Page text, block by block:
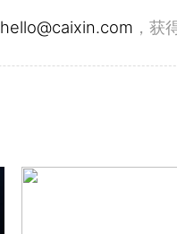
hello@caixin.com ，获